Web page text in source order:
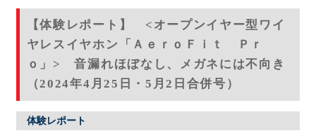
【体験レポート】 <オープンイヤー型ワイ
ヤレスイヤホン「ＡｅｒｏＦｉｔ Ｐｒ
ｏ」> 音漏れほぼなし、メガネには不向き
（2024年4月25日・5月2日合併号）
体験レポート